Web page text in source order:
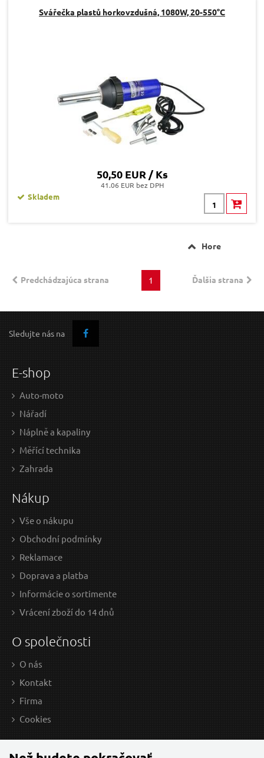
Svářečka plastů horkovzdušná, 1080W, 20-550°C
50,50 EUR / Ks
41.06 EUR bez DPH
Skladem
Hore
Predchádzajúca strana Ďalšia strana
1
Sledujte nás na
E-shop
Auto-moto
Nářadí
Náplně a kapaliny
Měřící technika
Zahrada
Nákup
Vše o nákupu
Obchodní podmínky
Reklamace
Doprava a platba
Informácie o sortimente
Vrácení zboží do 14 dnů
O společnosti
O nás
Kontakt
Firma
Cookies